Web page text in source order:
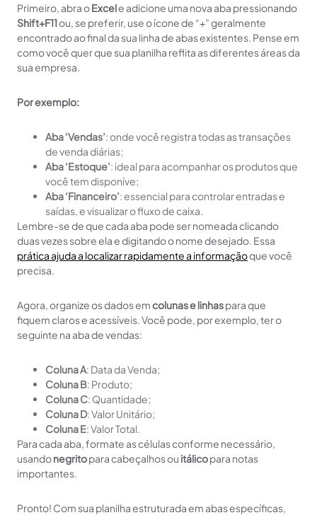
Primeiro, abra oExcele adicione uma nova aba pressionando
Shift+F11ou, se preferir, use o ícone de “+” geralmente
encontrado ao final da sua linha de abas existentes. Pense em
como você quer que sua planilha reflita as diferentes áreas da
sua empresa.
Por exemplo:
Aba ‘Vendas’: onde você registra todas as transações
de venda diárias;
Aba ‘Estoque’: ideal para acompanhar os produtos que
você tem disponíve;
Aba ‘Financeiro’: essencial para controlar entradas e
saídas, e visualizar o fluxo de caixa.
Lembre-se de que cada aba pode ser nomeada clicando
duas vezes sobre ela e digitando o nome desejado. Essa
prática ajuda a localizar rapidamente a informaçãoque você
precisa.
Agora, organize os dados emcolunas e linhaspara que
fiquem claros e acessíveis. Você pode, por exemplo, ter o
seguinte na aba de vendas:
Coluna A: Data da Venda;
Coluna B: Produto;
Coluna C: Quantidade;
Coluna D: Valor Unitário;
Coluna E: Valor Total.
Para cada aba, formate as células conforme necessário,
usandonegritopara cabeçalhos ou itálicopara notas
importantes.
Pronto! Com sua planilha estruturada em abas específicas,